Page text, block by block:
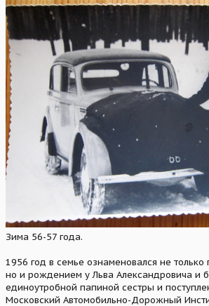
Зима 56-57 года.
1956 год в семье ознаменовался не только
но и рождением у Льва Александровича и
единоутробной папиной сестры и
Московский Автомобильно-Дорожный